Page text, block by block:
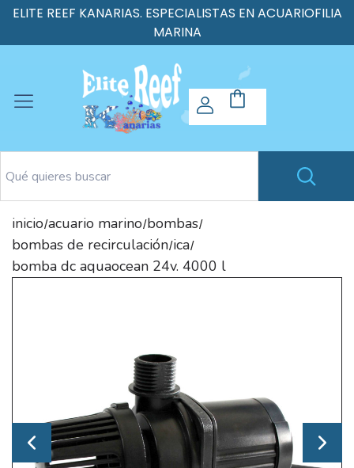
ELITE REEF KANARIAS. ESPECIALISTAS EN ACUARIOFILIA
MARINA
inicio/acuario marino/bombas/
bombas de recirculación/ica/
bomba dc aquaocean 24v. 4000 l